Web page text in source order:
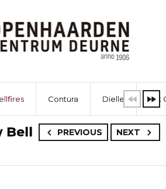
Contura Dielle Dik
PREVIOUS NEXT
Bell